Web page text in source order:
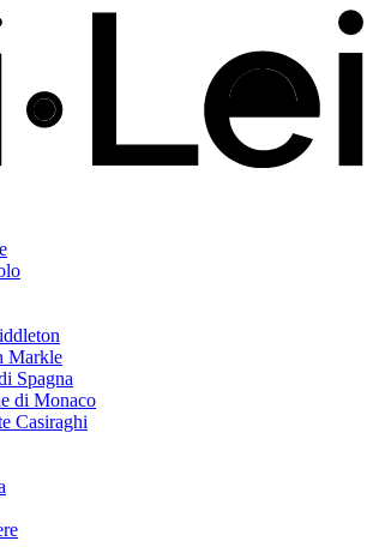
Markle
Spagna
di Monaco
Casiraghi